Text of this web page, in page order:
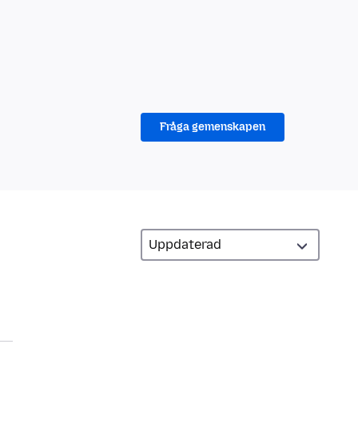
Fråga gemenskapen